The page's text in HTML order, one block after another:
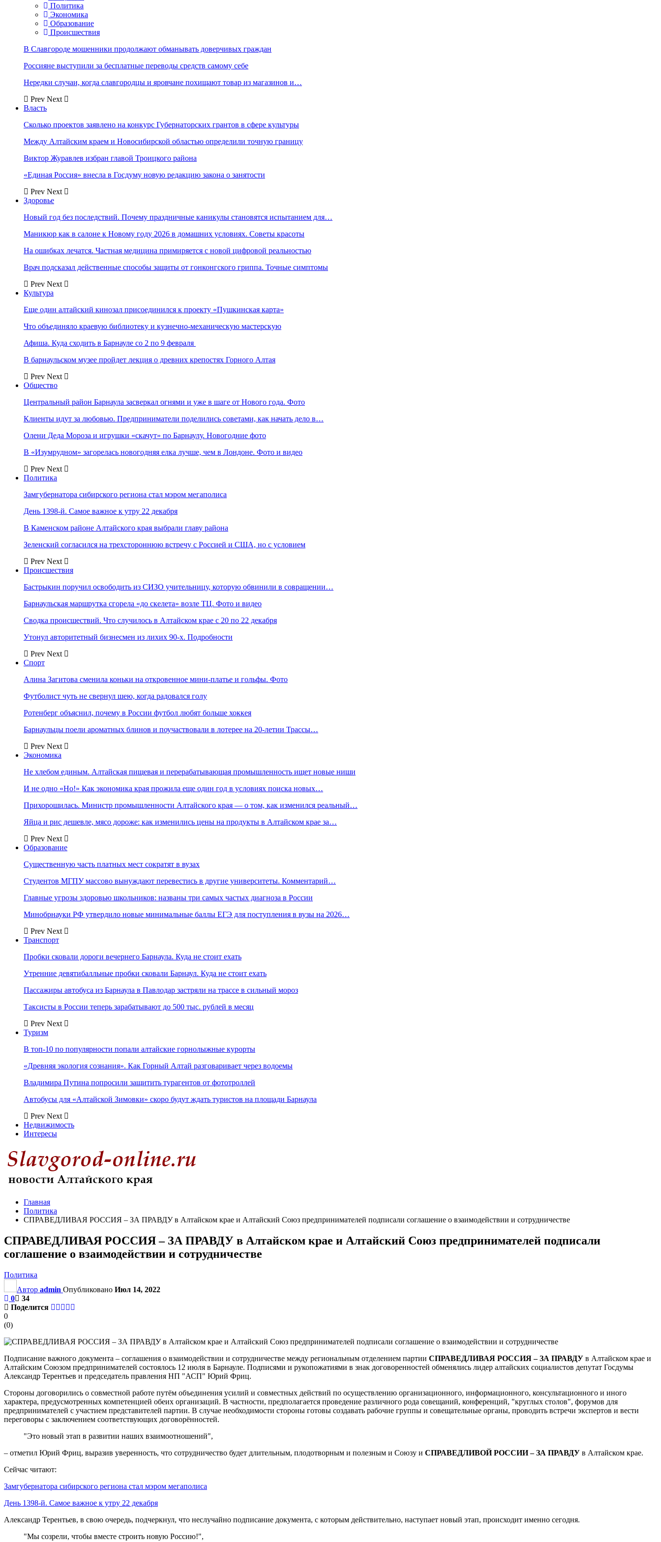
Политика
Экономика
Образование
Происшествия
В Славгороде мошенники продолжают обманывать доверчивых граждан
Россияне выступили за бесплатные переводы средств самому себе
Нередки случаи, когда славгородцы и яровчане похищают товар из магазинов и…
Prev Next
Власть
Сколько проектов заявлено на конкурс Губернаторских грантов в сфере культуры
Между Алтайским краем и Новосибирской областью определили точную границу
Виктор Журавлев избран главой Троицкого района
«Единая Россия» внесла в Госдуму новую редакцию закона о занятости
Prev Next
Здоровье
Новый год без последствий. Почему праздничные каникулы становятся испытанием для…
Маникюр как в салоне к Новому году 2026 в домашних условиях. Советы красоты
На ошибках лечатся. Частная медицина примиряется с новой цифровой реальностью
Врач подсказал действенные способы защиты от гонконгского гриппа. Точные симптомы
Prev Next
Культура
Еще один алтайский кинозал присоединился к проекту «Пушкинская карта»
Что объединяло краевую библиотеку и кузнечно-механическую мастерскую
Афиша. Куда сходить в Барнауле со 2 по 9 февраля
В барнаульском музее пройдет лекция о древних крепостях Горного Алтая
Prev Next
Общество
Центральный район Барнаула засверкал огнями и уже в шаге от Нового года. Фото
Клиенты идут за любовью. Предприниматели поделились советами, как начать дело в…
Олени Деда Мороза и игрушки «скачут» по Барнаулу. Новогодние фото
В «Изумрудном» загорелась новогодняя елка лучше, чем в Лондоне. Фото и видео
Prev Next
Политика
Замгубернатора сибирского региона стал мэром мегаполиса
День 1398-й. Самое важное к утру 22 декабря
В Каменском районе Алтайского края выбрали главу района
Зеленский согласился на трехстороннюю встречу с Россией и США, но с условием
Prev Next
Происшествия
Бастрыкин поручил освободить из СИЗО учительницу, которую обвинили в совращении…
Барнаульская маршрутка сгорела «до скелета» возле ТЦ. Фото и видео
Сводка происшествий. Что случилось в Алтайском крае с 20 по 22 декабря
Утонул авторитетный бизнесмен из лихих 90-х. Подробности
Prev Next
Спорт
Алина Загитова сменила коньки на откровенное мини-платье и гольфы. Фото
Футболист чуть не свернул шею, когда радовался голу
Ротенберг объяснил, почему в России футбол любят больше хоккея
Барнаульцы поели ароматных блинов и поучаствовали в лотерее на 20-летии Трассы…
Prev Next
Экономика
Не хлебом единым. Алтайская пищевая и перерабатывающая промышленность ищет новые ниши
И не одно «Но!» Как экономика края прожила еще один год в условиях поиска новых…
Прихорошилась. Министр промышленности Алтайского края — о том, как изменился реальный…
Яйца и рис дешевле, мясо дороже: как изменились цены на продукты в Алтайском крае за…
Prev Next
Образование
Существенную часть платных мест сократят в вузах
Студентов МГПУ массово вынуждают перевестись в другие университеты. Комментарий…
Главные угрозы здоровью школьников: названы три самых частых диагноза в России
Минобрнауки РФ утвердило новые минимальные баллы ЕГЭ для поступления в вузы на 2026…
Prev Next
Транспорт
Пробки сковали дороги вечернего Барнаула. Куда не стоит ехать
Утренние девятибалльные пробки сковали Барнаул. Куда не стоит ехать
Пассажиры автобуса из Барнаула в Павлодар застряли на трассе в сильный мороз
Таксисты в России теперь зарабатывают до 500 тыс. рублей в месяц
Prev Next
Туризм
В топ-10 по популярности попали алтайские горнолыжные курорты
«Древняя экология сознания». Как Горный Алтай разговаривает через водоемы
Владимира Путина попросили защитить турагентов от фототроллей
Автобусы для «Алтайской Зимовки» скоро будут ждать туристов на площади Барнаула
Prev Next
Недвижимость
Интересы
Главная
Политика
СПРАВЕДЛИВАЯ РОССИЯ – ЗА ПРАВДУ в Алтайском крае и Алтайский Союз предпринимателей подписали соглашение о взаимодействии и сотрудничестве
СПРАВЕДЛИВАЯ РОССИЯ – ЗА ПРАВДУ в Алтайском крае и Алтайский Союз предпринимателей подписали
соглашение о взаимодействии и сотрудничестве
Политика
Автор admin Опубликовано Июл 14, 2022
0
34
Поделится
0
(0)
Подписание важного документа – соглашения о взаимодействии и сотрудничестве между региональным отделением партии СПРАВЕДЛИВАЯ РОССИЯ – ЗА ПРАВДУ в Алтайском крае и
Алтайским Союзом предпринимателей состоялось 12 июля в Барнауле. Подписями и рукопожатиями в знак договоренностей обменялись лидер алтайских социалистов депутат Госдумы
Александр Терентьев и председатель правления НП "АСП" Юрий Фриц.
Стороны договорились о совместной работе путём объединения усилий и совместных действий по осуществлению организационного, информационного, консультационного и иного
характера, предусмотренных компетенцией обеих организаций. В частности, предполагается проведение различного рода совещаний, конференций, "круглых столов", форумов для
предпринимателей с участием представителей партии. В случае необходимости стороны готовы создавать рабочие группы и совещательные органы, проводить встречи экспертов и вести
переговоры с заключением соответствующих договорённостей.
"Это новый этап в развитии наших взаимоотношений",
– отметил Юрий Фриц, выразив уверенность, что сотрудничество будет длительным, плодотворным и полезным и Союзу и СПРАВЕДЛИВОЙ РОССИИ – ЗА ПРАВДУ в Алтайском крае.
Сейчас читают:
Замгубернатора сибирского региона стал мэром мегаполиса
День 1398-й. Самое важное к утру 22 декабря
Александр Терентьев, в свою очередь, подчеркнул, что неслучайно подписание документа, с которым действительно, наступает новый этап, происходит именно сегодня.
"Мы созрели, чтобы вместе строить новую Россию!",